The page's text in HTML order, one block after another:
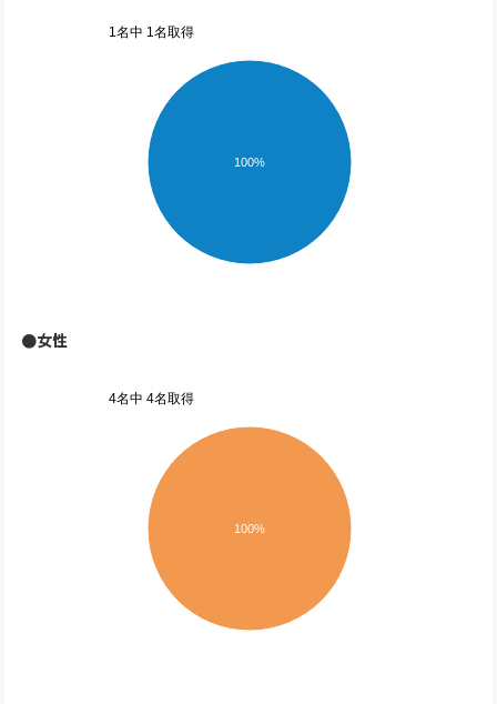
1名中 1名取得
100%
●女性
4名中 4名取得
100%